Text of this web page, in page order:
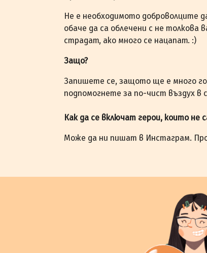
Не е необходимото доброволците
обаче да са облечени с не толкова
страдат, ако много се нацапат. :)
Защо?
Запишете се, защото ще е много
подпомогнете за по-чист въздух в
Как да се включат герои, които не
Може да ни пишат в Инстаграм.